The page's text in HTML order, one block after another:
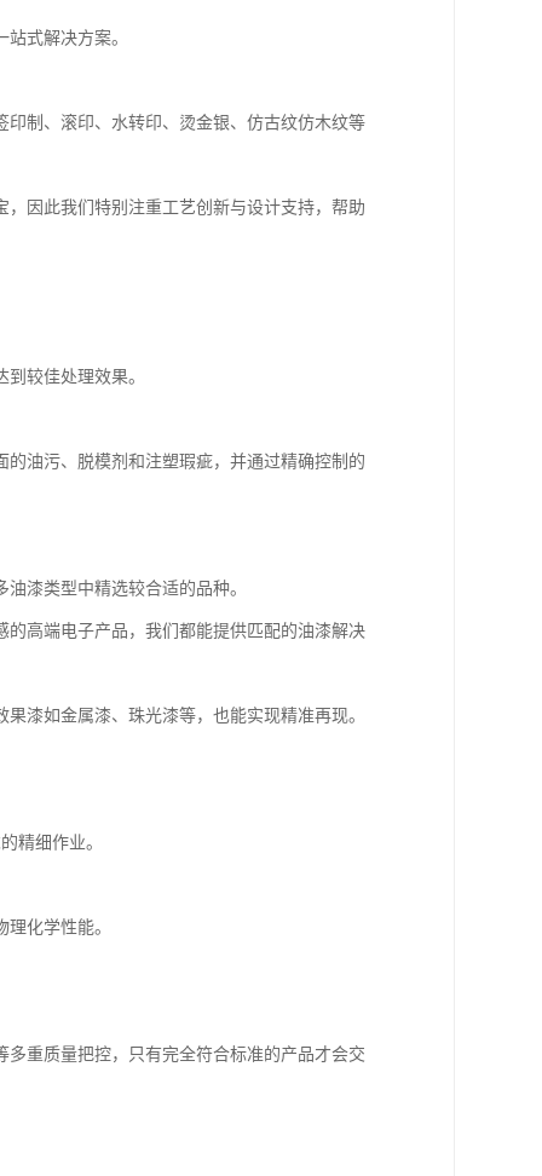
式解决方案。
制、滚印、水转印、烫金银、仿古纹仿木纹等
因此我们特别注重工艺创新与设计支持，帮助
较佳处理效果。
油污、脱模剂和注塑瑕疵，并通过精确控制的
漆类型中精选较合适的品种。
高端电子产品，我们都能提供匹配的油漆解决
漆如金属漆、珠光漆等，也能实现精准再现。
精细作业。
化学性能。
重质量把控，只有完全符合标准的产品才会交